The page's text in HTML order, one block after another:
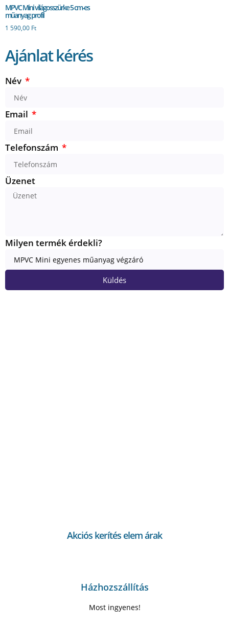
MPVC Mini világosszürke 5 cm-es
műanyag profil
1 590,00 Ft
Ajánlat kérés
Név
Email
Telefonszám
Üzenet
Milyen termék érdekli?
Küldés
Akciós kerítés elem árak
Házhozszállítás
Most ingyenes!